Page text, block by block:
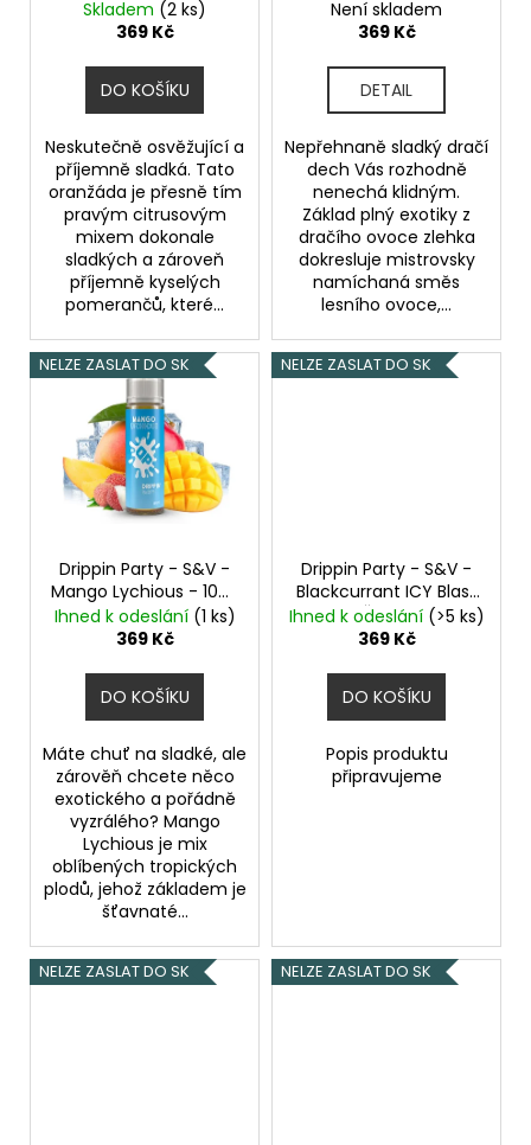
Skladem (2 ks)
369 Kč
DO KOŠÍKU
Neskutečně osvěžující a
příjemně sladká. Tato
oranžáda je přesně tím
pravým citrusovým
mixem dokonale
sladkých a zároveň
příjemně kyselých
pomerančů, které...
Dračí ovoce
Není skladem
369 Kč
DETAIL
Nepřehnaně sladký dračí
dech Vás rozhodně
nenechá klidným.
Základ plný exotiky z
dračího ovoce zlehka
dokresluje mistrovsky
namíchaná směs
lesního ovoce,...
NELZE ZASLAT DO SK
Drippin Party - S&V -
Mango Lychious - 10ml
Chladivé mango a liči
Ihned k odeslání (1 ks)
369 Kč
DO KOŠÍKU
Máte chuť na sladké, ale
zárověň chcete něco
exotického a pořádně
vyzrálého? Mango
Lychious je mix
oblíbených tropických
plodů, jehož základem je
šťavnaté...
NELZE ZASLAT DO SK
Drippin Party - S&V -
Blackcurrant ICY Blast
- 10mlČerný rybíz a
grapefruit
Ihned k odeslání (>5 ks)
369 Kč
DO KOŠÍKU
Popis produktu
připravujeme
NELZE ZASLAT DO SK NELZE ZASLAT DO SK
HLEDAT
D
BAR
ELFA
POD
PŘEDNAPLNĚNÁ
CARTRIDGE
APPLE
20MG